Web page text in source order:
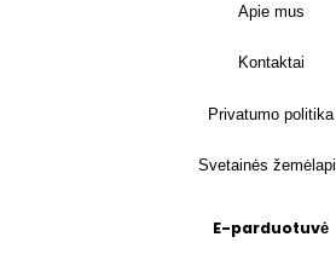
Apie mus
Kontaktai
Privatumo politika
Svetainės
E-parduotuvė